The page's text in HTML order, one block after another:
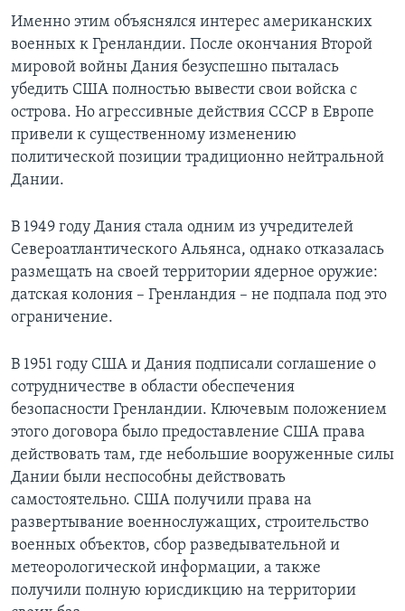
Именно этим объяснялся интерес американских
военных к Гренландии. После окончания Второй
мировой войны Дания безуспешно пыталась
убедить США полностью вывести свои войска с
острова. Но агрессивные действия СССР в Европе
привели к существенному изменению
политической позиции традиционно нейтральной
Дании.
В 1949 году Дания стала одним из учредителей
Североатлантического Альянса, однако отказалась
размещать на своей территории ядерное оружие:
датская колония – Гренландия – не подпала под это
ограничение.
В 1951 году США и Дания подписали соглашение о
сотрудничестве в области обеспечения
безопасности Гренландии. Ключевым положением
этого договора было предоставление США права
действовать там, где небольшие вооруженные силы
Дании были неспособны действовать
самостоятельно. США получили права на
развертывание военнослужащих, строительство
военных объектов, сбор разведывательной и
метеорологической информации, а также
получили полную юрисдикцию на территории